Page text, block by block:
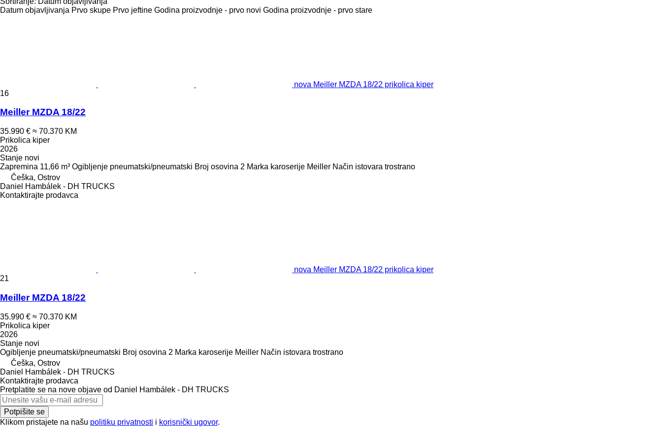
Datum objavljivanja Prvo skupe Prvo jeftine Godina proizvodnje - prvo novi Godina proizvodnje - prvo stare
nova Meiller MZDA 18/22 prikolica kiper
16
Meiller MZDA 18/22
35.990 € ≈ 70.370 KM
Prikolica kiper
2026
Stanje novi
Zapremina 11,66 m³ Ogibljenje pneumatski/pneumatski Broj osovina 2 Marka karoserije Meiller Način istovara trostrano
Češka, Ostrov
Daniel Hambálek - DH TRUCKS
Kontaktirajte prodavca
nova Meiller MZDA 18/22 prikolica kiper
21
Meiller MZDA 18/22
35.990 € ≈ 70.370 KM
Prikolica kiper
2026
Stanje novi
Ogibljenje pneumatski/pneumatski Broj osovina 2 Marka karoserije Meiller Način istovara trostrano
Češka, Ostrov
Daniel Hambálek - DH TRUCKS
Kontaktirajte prodavca
Pretplatite se na nove objave od Daniel Hambálek - DH TRUCKS
Potpišite se
Klikom pristajete na našu politiku privatnosti i korisnički ugovor.